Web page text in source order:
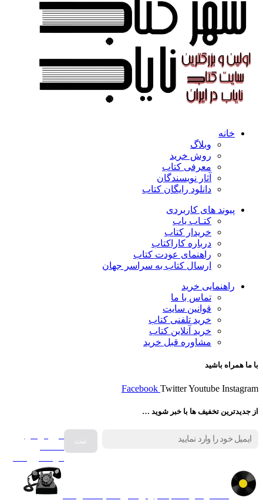
خانه
وبلاگ
روش خرید
معرفی کتاب
آثار نویسندگان
دانلود رایگان کتاب
پیوند های کاربردی
کتـاب یاب
خریدار کتاب
درباره کاراکتاب
راهنمای عودت کتاب
ارسال کتاب به سراسر جهان
راهنمایی خرید
تماس با ما
قوانین سایت
خرید تلفنی کتاب
خرید آنلاین کتاب
مشاوره قبل خرید
با ما همراه باشید
Facebook TwitterYoutube Instagram
از جدیدترین تخفیف ها با خبر شوید …
فروش انواع